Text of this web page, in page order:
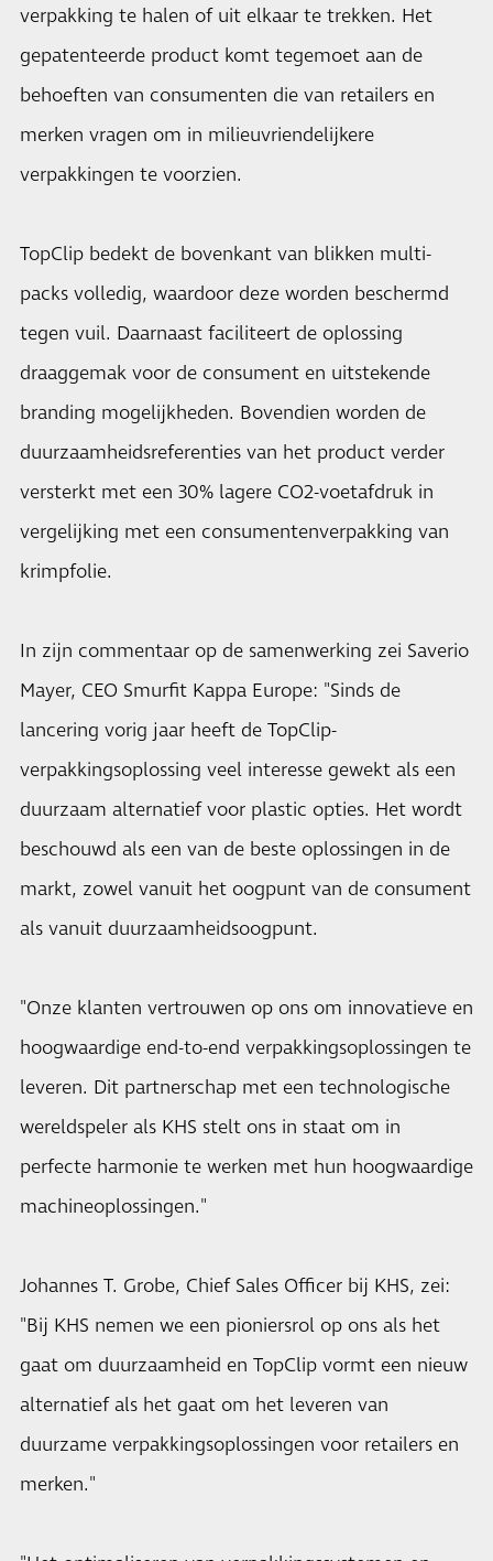
verpakking te halen of uit elkaar te trekken. Het
gepatenteerde product komt tegemoet aan de
behoeften van consumenten die van retailers en
merken vragen om in milieuvriendelijkere
verpakkingen te voorzien.
TopClip bedekt de bovenkant van blikken multi-
packs volledig, waardoor deze worden beschermd
tegen vuil. Daarnaast faciliteert de oplossing
draaggemak voor de consument en uitstekende
branding mogelijkheden. Bovendien worden de
duurzaamheidsreferenties van het product verder
versterkt met een 30% lagere CO2-voetafdruk in
vergelijking met een consumentenverpakking van
krimpfolie.
In zijn commentaar op de samenwerking zei Saverio
Mayer, CEO Smurfit Kappa Europe: "Sinds de
lancering vorig jaar heeft de TopClip-
verpakkingsoplossing veel interesse gewekt als een
duurzaam alternatief voor plastic opties. Het wordt
beschouwd als een van de beste oplossingen in de
markt, zowel vanuit het oogpunt van de consument
als vanuit duurzaamheidsoogpunt.
"Onze klanten vertrouwen op ons om innovatieve en
hoogwaardige end-to-end verpakkingsoplossingen te
leveren. Dit partnerschap met een technologische
wereldspeler als KHS stelt ons in staat om in
perfecte harmonie te werken met hun hoogwaardige
machineoplossingen."
Johannes T. Grobe, Chief Sales Officer bij KHS, zei:
"Bij KHS nemen we een pioniersrol op ons als het
gaat om duurzaamheid en TopClip vormt een nieuw
alternatief als het gaat om het leveren van
duurzame verpakkingsoplossingen voor retailers en
merken."